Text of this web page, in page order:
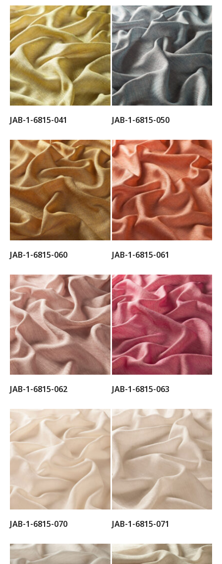
JAB-1-6815-041 JAB-1-6815-050
JAB-1-6815-060 JAB-1-6815-061
JAB-1-6815-062 JAB-1-6815-063
JAB-1-6815-070 JAB-1-6815-071